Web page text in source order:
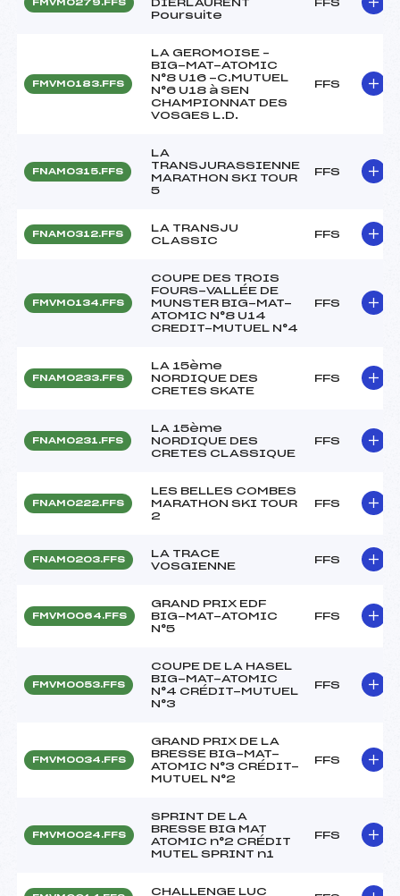
FMVM0279.FFS
DIERLAURENT
Poursuite
FFS
FMVM0183.FFS
LA GEROMOISE –
BIG-MAT-ATOMIC
N°8 U16 -C.MUTUEL
N°6 U18 à SEN
CHAMPIONNAT DES
VOSGES L.D.
FFS
FNAM0315.FFS
LA
TRANSJURASSIENNE
MARATHON SKI TOUR
5
FFS
FNAM0312.FFS
LA TRANSJU
CLASSIC
FFS
FMVM0134.FFS
COUPE DES TROIS
FOURS-VALLÉE DE
MUNSTER BIG-MAT-
ATOMIC N°8 U14
CREDIT-MUTUEL N°4
FFS
FNAM0233.FFS
LA 15ème
NORDIQUE DES
CRETES SKATE
FFS
FNAM0231.FFS
LA 15ème
NORDIQUE DES
CRETES CLASSIQUE
FFS
FNAM0222.FFS
LES BELLES COMBES
MARATHON SKI TOUR
2
FFS
FNAM0203.FFS
LA TRACE
VOSGIENNE
FFS
FMVM0064.FFS
GRAND PRIX EDF
BIG-MAT-ATOMIC
N°5
FFS
FMVM0053.FFS
COUPE DE LA HASEL
BIG-MAT-ATOMIC
N°4 CRÉDIT-MUTUEL
N°3
FFS
FMVM0034.FFS
GRAND PRIX DE LA
BRESSE BIG-MAT-
ATOMIC N°3 CRÉDIT-
MUTUEL N°2
FFS
FMVM0024.FFS
SPRINT DE LA
BRESSE BIG MAT
ATOMIC n°2 CRÉDIT
MUTEL SPRINT n1
FFS
CHALLENGE LUC